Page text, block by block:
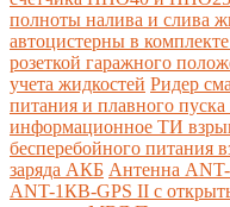
полноты налива и слива
автоцистерны в
розеткой гаражного
учета жидкостей Ридер
питания и плавного
информационное ТИ
бесперебойного питания
заряда АКБ Антенна
ANT-1КВ-GPS II с